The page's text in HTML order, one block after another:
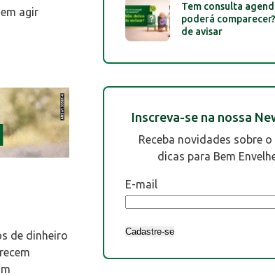
agir
de dinheiro
Tem consulta
poderá
de avisar
Inscreva-se na nossa
Receba novidades sobre
dicas para Bem
E-mail
Cadastre-se